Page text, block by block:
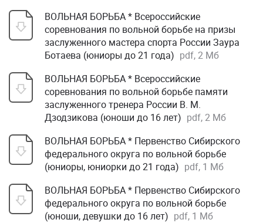
ВОЛЬНАЯ БОРЬБА * Всероссийские
соревнования по вольной борьбе на призы
заслуженного мастера спорта России Заура
Ботаева (юниоры до 21 года) pdf, 2 Мб
ВОЛЬНАЯ БОРЬБА * Всероссийские
соревнования по вольной борьбе памяти
заслуженного тренера России В. М.
Дзодзикова (юноши до 16 лет) pdf, 2 Мб
ВОЛЬНАЯ БОРЬБА * Первенство Сибирского
федерального округа по вольной борьбе
(юниоры, юниорки до 21 года) pdf, 1 Мб
ВОЛЬНАЯ БОРЬБА * Первенство Сибирского
федерального округа по вольной борьбе
(юноши, девушки до 16 лет) pdf, 1 Мб